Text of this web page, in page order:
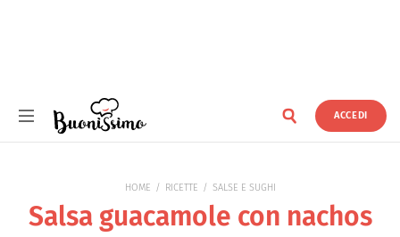
ACCEDI
HOME RICETTE SALSE E SUGHI
Salsa guacamole con nachos